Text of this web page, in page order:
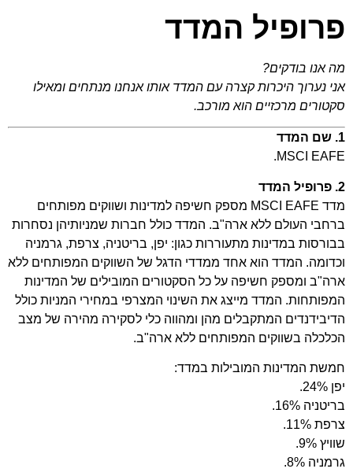
פרופיל המדד
מה אנו בודקים?
אני נערוך היכרות קצרה עם המדד אותו אנחנו מנתחים ומאילו
סקטורים מרכזיים הוא מורכב.
1. שם המדד
MSCI EAFE.
2. פרופיל המדד
מדד MSCI EAFE מספק חשיפה למדינות ושווקים מפותחים
ברחבי העולם ללא ארה"ב. המדד כולל חברות שמניותיהן נסחרות
בבורסות במדינות מתעוררות כגון: יפן, בריטניה, צרפת, גרמניה
וכדומה. המדד הוא אחד ממדדי הדגל של השווקים המפותחים ללא
ארה"ב ומספק חשיפה על כל הסקטורים המובילים של המדינות
המפותחות. המדד מייצג את השינוי המצרפי במחירי המניות כולל
הדיבידנדים המתקבלים מהן ומהווה כלי לסקירה מהירה של מצב
הכלכלה בשווקים המפותחים ללא ארה"ב.
חמשת המדינות המובילות במדד:
יפן 24%.
בריטניה 16%.
צרפת 11%.
שוויץ 9%.
גרמניה 8%.